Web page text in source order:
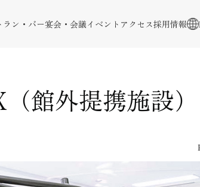
ラン・バー宴会・会議イベント アクセス採用情報
（館外提携施設）